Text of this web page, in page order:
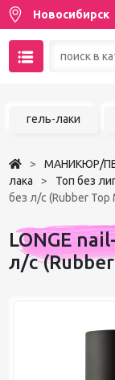
Новосибирск
Чат в MAX
Избранное
гель-лаки
МАНИКЮР/
лака
Топ без
без л/с (Rubber Top
LONGE
л/с